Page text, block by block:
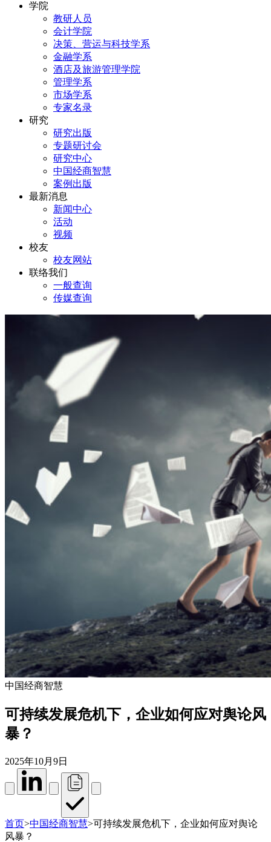
学院
教研人员
会计学院
决策、营运与科技学系
金融学系
酒店及旅游管理学院
管理学系
市场学系
专家名录
研究
研究出版
专题研讨会
研究中心
中国经商智慧
案例出版
最新消息
新闻中心
活动
视频
校友
校友网站
联络我们
一般查询
传媒查询
中国经商智慧
可持续发展危机下，企业如何应对舆论风
暴？
2025年10月9日
首页>中国经商智慧>可持续发展危机下，企业如何应对舆论
风暴？